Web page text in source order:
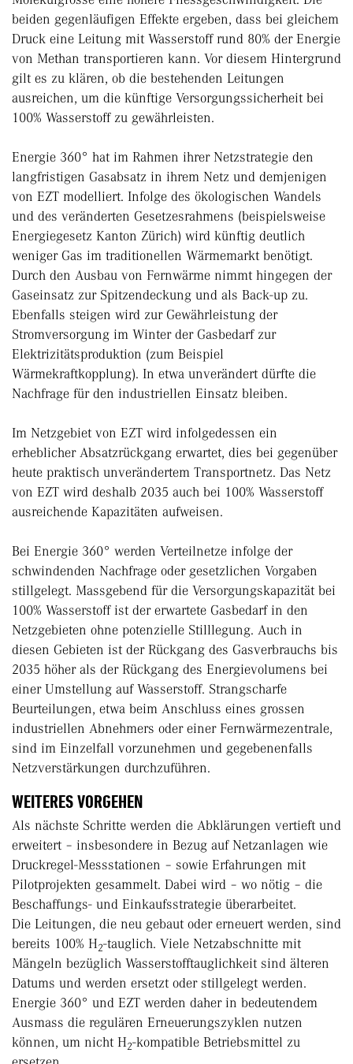
beiden gegenläufigen Effekte ergeben, dass bei gleichem
Druck eine Leitung mit Wasserstoff rund 80% der Energie
von Methan transportieren kann. Vor diesem Hintergrund
gilt es zu klären, ob die bestehenden Leitungen
ausreichen, um die künftige Versorgungssicherheit bei
100% Wasserstoff zu gewährleisten.
Energie 360° hat im Rahmen ihrer Netzstrategie den
langfristigen Gasabsatz in ihrem Netz und demjenigen
von EZT modelliert. Infolge des ökologischen Wandels
und des veränderten Gesetzesrahmens (beispielsweise
Energiegesetz Kanton Zürich) wird künftig deutlich
weniger Gas im traditionellen Wärmemarkt benötigt.
Durch den Ausbau von Fernwärme nimmt hingegen der
Gaseinsatz zur Spitzendeckung und als Back-up zu.
Ebenfalls steigen wird zur Gewährleistung der
Stromversorgung im Winter der Gasbedarf zur
Elektrizitätsproduktion (zum Beispiel
Wärmekraftkopplung). In etwa unverändert dürfte die
Nachfrage für den industriellen Einsatz bleiben.
Im Netzgebiet von EZT wird infolgedessen ein
erheblicher Absatzrückgang erwartet, dies bei gegenüber
heute praktisch unverändertem Transportnetz. Das Netz
von EZT wird deshalb 2035 auch bei 100% Wasserstoff
ausreichende Kapazitäten aufweisen.
Bei Energie 360° werden Verteilnetze infolge der
schwindenden Nachfrage oder gesetzlichen Vorgaben
stillgelegt. Massgebend für die Versorgungskapazität bei
100% Wasserstoff ist der erwartete Gasbedarf in den
Netzgebieten ohne potenzielle Stilllegung. Auch in
diesen Gebieten ist der Rückgang des Gasverbrauchs bis
2035 höher als der Rückgang des Energievolumens bei
einer Umstellung auf Wasserstoff. Strangscharfe
Beurteilungen, etwa beim Anschluss eines grossen
industriellen Abnehmers oder einer Fernwärmezentrale,
sind im Einzelfall vorzunehmen und gegebenenfalls
Netzverstärkungen durchzuführen.
WEITERES VORGEHEN
Als nächste Schritte werden die Abklärungen vertieft und
erweitert – insbesondere in Bezug auf Netzanlagen wie
Druckregel-Messstationen – sowie Erfahrungen mit
Pilotprojekten gesammelt. Dabei wird – wo nötig – die
Beschaffungs- und Einkaufsstrategie überarbeitet.
Die Leitungen, die neu gebaut oder erneuert werden, sind
bereits 100% H2-tauglich. Viele Netzabschnitte mit
Mängeln bezüglich Wasserstofftauglichkeit sind älteren
Datums und werden ersetzt oder stillgelegt werden.
Energie 360° und EZT werden daher in bedeutendem
Ausmass die regulären Erneuerungszyklen nutzen
können, um nicht H2-kompatible Betriebsmittel zu